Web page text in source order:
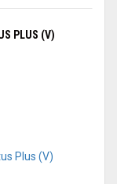
PLUS (V)